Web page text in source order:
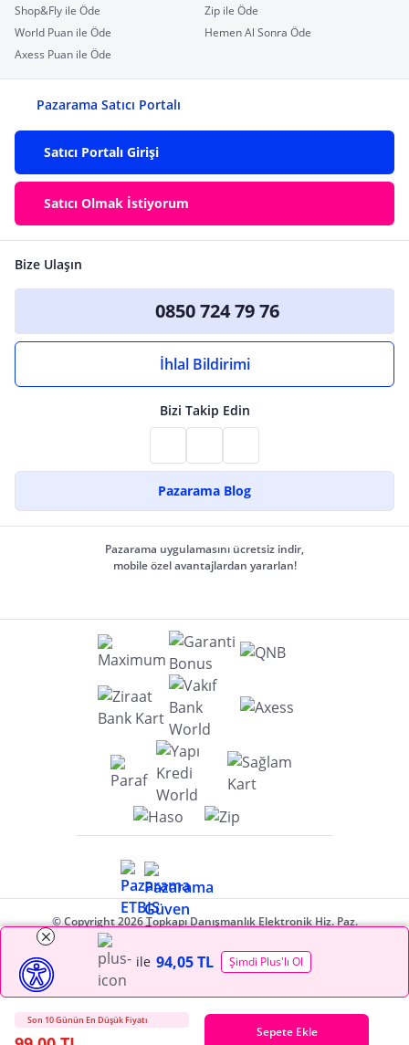
ile 94,05 TL Şimdi Plus'lı Ol
Son 10 Günün En Düşük Fiyatı
Sepete Ekle
Shop&Fly ile Öde
Zip ile Öde
World Puan ile Öde
Hemen Al Sonra Öde
Axess Puan ile Öde
Pazarama Satıcı Portalı
Satıcı Portalı Girişi
Satıcı Olmak İstiyorum
Bize Ulaşın
0850 724 79 76
İhlal Bildirimi
Bizi Takip Edin
Pazarama Blog
Pazarama uygulamasını ücretsiz indir,
mobile özel avantajlardan yararlan!
© Copyright 2026 Topkapı Danışmanlık Elektronik Hiz. Paz.
Üyelik Sözleşmesi|Gizlilik Politikası|Çerez Politikası